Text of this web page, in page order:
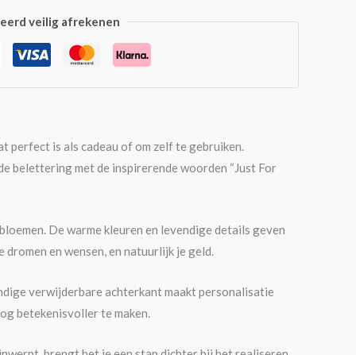
veilig afrekenen
perfect is als cadeau of om zelf te gebruiken.
belettering met de inspirerende woorden “Just For
De warme kleuren en levendige details geven
en wensen, en natuurlijk je geld.
verwijderbare achterkant maakt personalisatie
betekenisvoller te maken.